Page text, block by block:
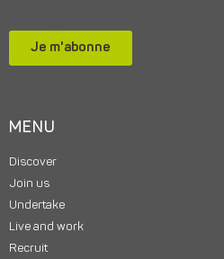
Je m'abonne
MENU
Discover
Join us
Undertake
Live and work
Recruit